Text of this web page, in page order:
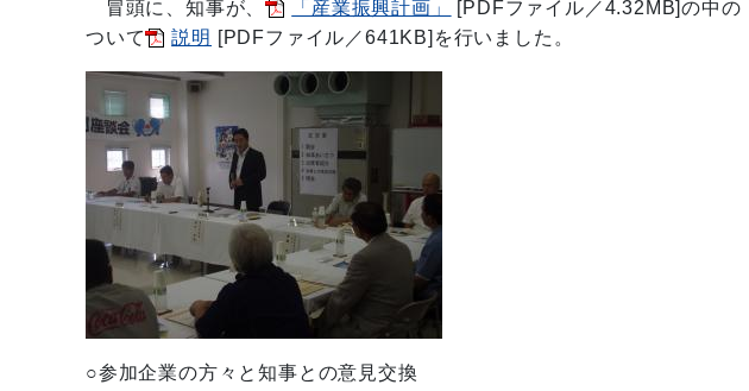
冒頭に、知事が、 「産業振興計画」 [PDFファイル／4.32MB]の中の
ついて
説明 [PDFファイル／641KB] を行いました。
○参加企業の方々と知事との意見交換